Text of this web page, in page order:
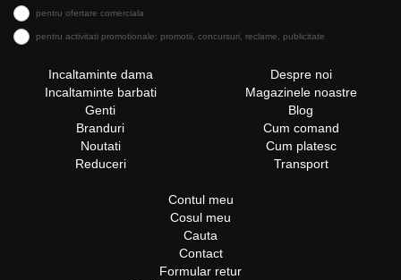
pentru ofertare comerciala
pentru activitati promotionale: promotii, concursuri, reclame, publicitate
Incaltaminte dama
Incaltaminte barbati
Genti
Branduri
Noutati
Reduceri
Despre noi
Magazinele noastre
Blog
Cum comand
Cum platesc
Transport
Contul meu
Cosul meu
Cauta
Contact
Formular retur